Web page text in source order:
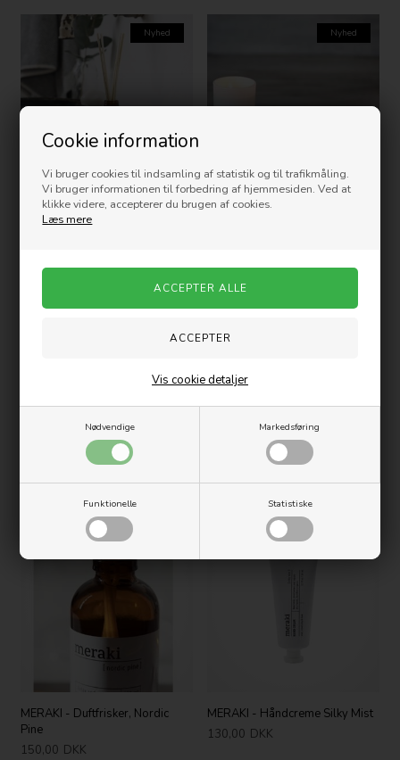
Cookie information
Vi bruger cookies til indsamling af statistik og til trafikmåling.
Vi bruger informationen til forbedring af hjemmesiden. Ved at
klikke videre, accepterer du brugen af cookies.
Læs mere
Nødvendige Markedsføring
Funktionelle Statistiske
Vis cookie detaljer
Nyhed
MERAKI - Duftfrisker,
Sandcastles & Sunsets
Nyhed
MERAKI - Duftlys, Fresh Cotton
Nyhed
MERAKI - Duftlys, Sandcastles &
MERAKI - Roomspray, Berries
150,00 DKK
MERAKI - Duftfrisker, Nordic
Pine
150,00 DKK
MERAKI - Håndcreme Silky Mist
130,00 DKK